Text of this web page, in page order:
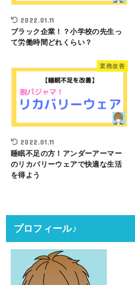
2022.01.11
ブラック企業！？小学校の先生っ
て労働時間どれくらい？
業務改善
2022.01.11
睡眠不足の方！アンダーアーマー
のリカバリーウェアで快適な生活
を得よう
プロフィール♪